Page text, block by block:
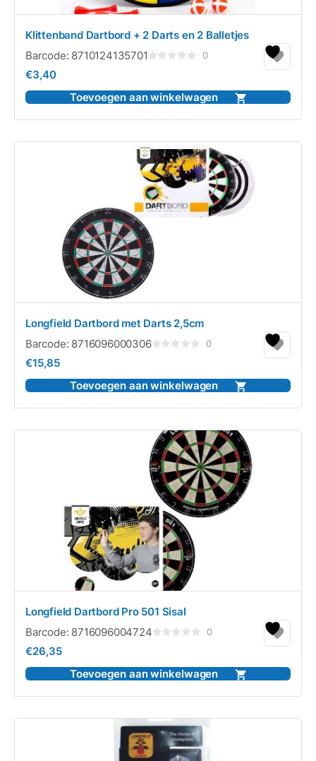
Klittenband Dartbord + 2 Darts en 2 Balletjes
Barcode: 8710124135701
5
0
€3,40
Toevoegen aan winkelwagen
Longfield Dartbord met Darts 2,5cm
Barcode: 8716096000306
5
0
€15,85
Toevoegen aan winkelwagen
Longfield Dartbord Pro 501 Sisal
Barcode: 8716096004724
5
0
€26,35
Toevoegen aan winkelwagen